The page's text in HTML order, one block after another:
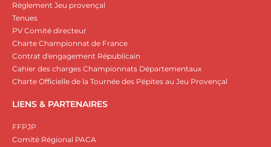
Règlement Jeu provençal
Tenues
PV Comité directeur
Charte Championnat de France
Contrat d'engagement Républicain
Cahier des charges Championnats Départementaux
Charte Officielle de la Tournée des Pépites au Jeu Provençal
LIENS & PARTENAIRES
FFPJP
Comité Régional PACA